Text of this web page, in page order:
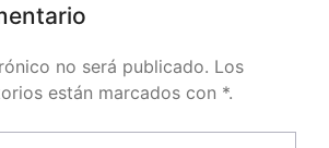
no será publicado. Los
están marcados con *.